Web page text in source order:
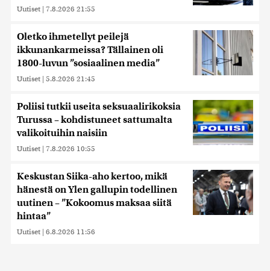
Uutiset | 7.8.2026 21:55
Oletko ihmetellyt peilejä
ikkunankarmeissa? Tällainen oli
1800-luvun ”sosiaalinen media”
Uutiset | 5.8.2026 21:45
Poliisi tutkii useita seksuaalirikoksia
Turussa – kohdistuneet sattumalta
valikoituihin naisiin
Uutiset | 7.8.2026 10:55
Keskustan Siika-aho kertoo, mikä
hänestä on Ylen gallupin todellinen
uutinen – ”Kokoomus maksaa siitä
hintaa”
Uutiset | 6.8.2026 11:56